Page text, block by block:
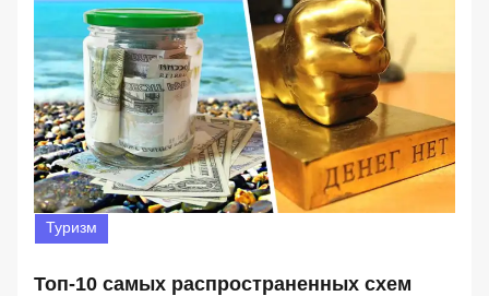
Туризм
Топ-10 самых распространенных схем